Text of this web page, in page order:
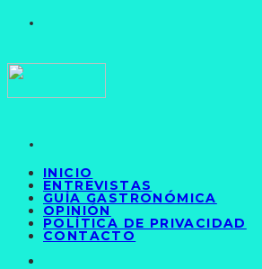
INICIO
ENTREVISTAS
GUÍA GASTRONÓMICA
OPINIÓN
POLÍTICA DE PRIVACIDAD
CONTACTO